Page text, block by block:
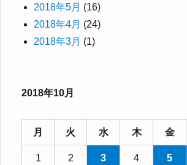
2018年5月 (16)
2018年4月 (24)
2018年3月 (1)
2018年10月
月 火 水 木 金
1 2 3 4 5